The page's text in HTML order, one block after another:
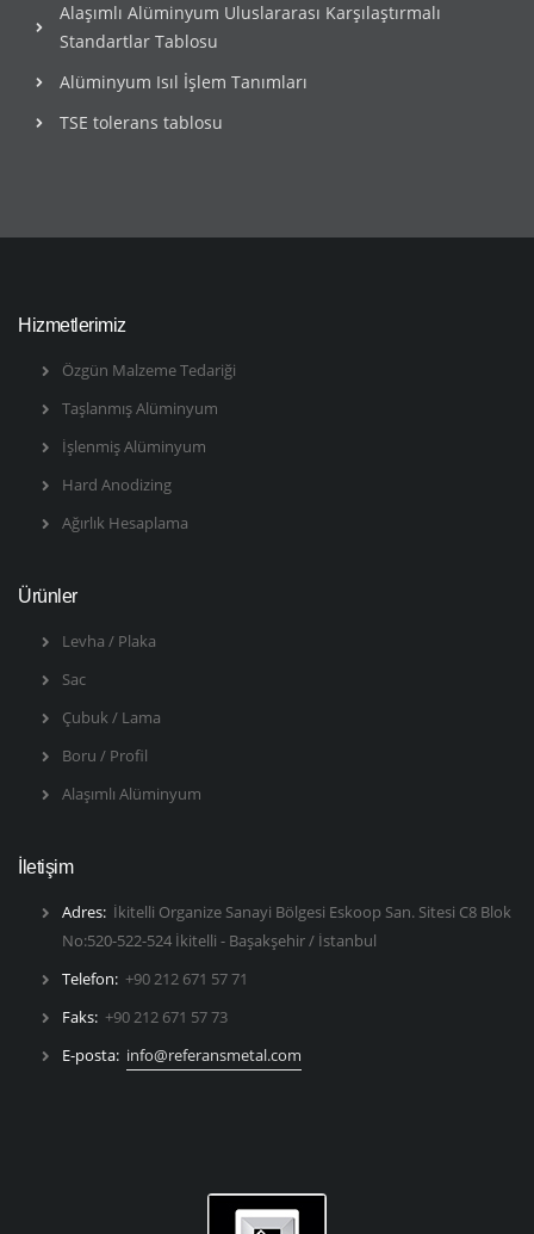
Alaşımlı Alüminyum Uluslararası Karşılaştırmalı
Standartlar Tablosu
Alüminyum Isıl İşlem Tanımları
TSE tolerans tablosu
Hizmetlerimiz
Özgün Malzeme Tedariği
Taşlanmış Alüminyum
İşlenmiş Alüminyum
Hard Anodizing
Ağırlık Hesaplama
Ürünler
Levha / Plaka
Sac
Çubuk / Lama
Boru / Profil
Alaşımlı Alüminyum
İletişim
Adres: İkitelli Organize Sanayi Bölgesi Eskoop San. Sitesi C8 Blok
No:520-522-524 İkitelli - Başakşehir / İstanbul
Telefon: +90 212 671 57 71
Faks: +90 212 671 57 73
E-posta: info@referansmetal.com